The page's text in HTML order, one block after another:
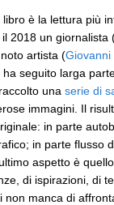
è la lettura più
2018 un giornalista
artista (Giovanni
seguito larga
una serie di
immagini. Il
in parte
in parte flusso
aspetto è
di ispirazioni, di
manca di